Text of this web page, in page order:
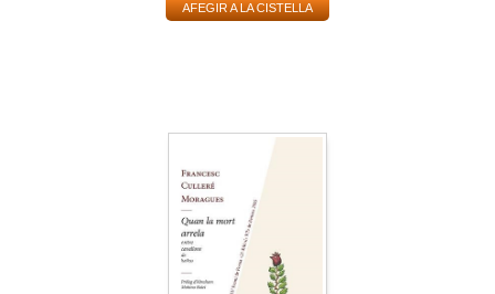
AFEGIR A LA CISTELLA